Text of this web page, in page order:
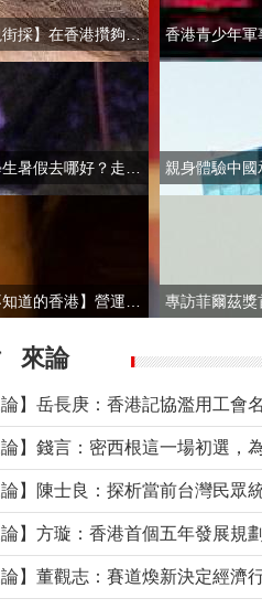
【通視街採】在香港攢夠多少錢才敢退休？有人退而不休，有人放眼大灣區
來論
論】董觀志：賽道煥新決定經濟